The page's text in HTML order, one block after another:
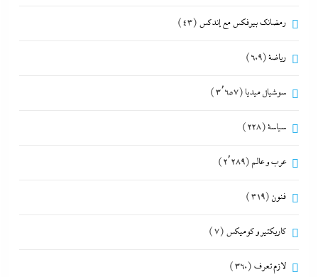
رمضانك بيرفكس مع إندكس (43)
رياضة(609)
سوشيال ميديا (3٬657)
سياسة(228)
عرب و عالم (2٬289)
فنون (319)
كاريكتير و كوميكس (7)
لازم تعرف (360)